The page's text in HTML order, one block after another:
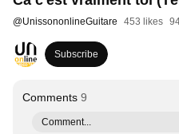
@UnissononlineGuitare 453 likes
Subscribe
Comments 9
Comment...